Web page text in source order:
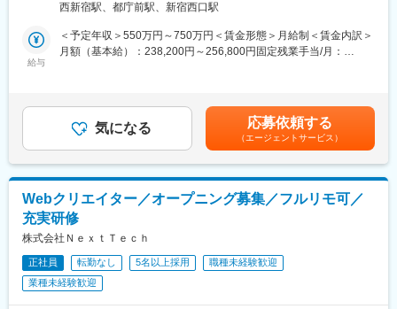
を活用した分析に携わることができます。
・データサイエンスで事業成長に直接貢献できる：
・スピード感のある実行環境：
課題抽出からモデリング、業務適用、効果検証までを一貫して担
うことができます。分析結果が実際の業務や施策に反映されやす
・多様なキャリアパス：
マネジメントとして組織をリードするキャリアに加え、専門性を
高めるスペシャリストとしての成長も可能です。
変更の範囲：会社の定める業務
ます。
＜事業について＞
業成長を牽引していただきます。
支援先は、大手企業から注目のSaaS系スタートアップまで多岐に
わたります。優良企業の成長に直結する支援ができ、社会に与え
フィールドセールスが獲得した案件に対し、営業戦略の立案・実
行・改善を一貫して支援します。
※担当件数は1人あたり5件程度を想定
1）役員層・営業責任者と事業・営業課題や目指す姿をディスカッ
ション
2）営業戦略や計画を策定し、施策の提案
西新宿駅、都庁前駅、新宿西口駅
給与
＜予定年収＞550万円～750万円＜賃金形態＞月給制＜賃金内訳＞
月額（基本給）：238,200円～256,800円固定残業手当/月：
や能力を最大限に考慮して決定いたします。■給与改定 年1回（7
月）■賞与 年2回（6月・12月）※昨年支給実績2回■インセンティ
ブ支給あり賃金はあくまでも目安の金額であり、選考を通じて上
下する可能性があります。月給(月額)は固定手当を含めた表記で
す。
気になる 応募依頼する
（エージェントサービス）
Webクリエイター／オープニング募集／フルリモ可／
充実研修
株式会社ＮｅｘｔＴｅｃｈ
正社員 転勤なし 5名以上採用
職種未経験歓迎
業種未経験歓迎